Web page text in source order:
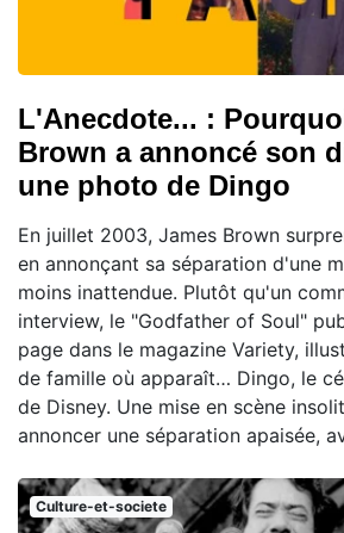
L'Anecdote... :
Brown a annoncé son
une photo de Dingo
En juillet 2003, James Brown
en annonçant sa séparation d'une
moins inattendue. Plutôt qu'un
interview, le "Godfather of Soul"
page dans le magazine Variety,
de famille où apparaît… Dingo, le
de Disney. Une mise en scène
annoncer une séparation apaisée,
Culture-et-societe